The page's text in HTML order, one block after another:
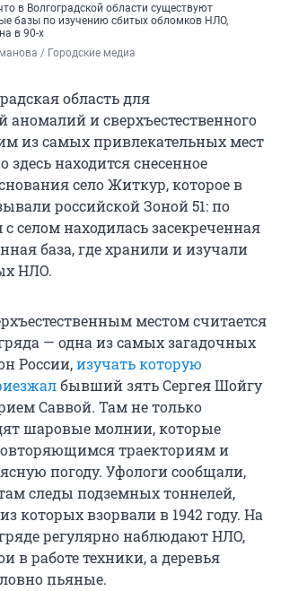
в Волгоградской области существуют
базы по изучению сбитых обломков НЛО,
в 90-х
/ Городские медиа
область для
аномалий и сверхъестественного
из самых привлекательных мест
здесь находится снесенное
село Житкур, которое в
российской Зоной 51: по
с селом находилась засекреченная
база, где хранили и изучали
НЛО.
местом считается
— одна из самых загадочных
России,изучать которую
бывший зять Сергея Шойгу
Саввой. Там не только
шаровые молнии, которые
траекториям и
погоду. Уфологи сообщали,
следы подземных тоннелей,
которых взорвали в 1942 году. На
регулярно наблюдают НЛО,
в работе техники, а деревья
пьяные.